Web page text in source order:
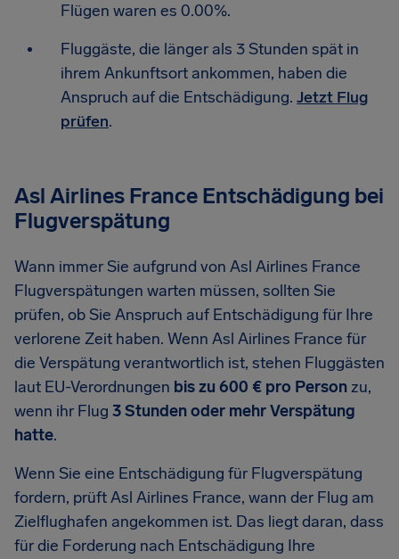
Flügen waren es 0.00%.
Fluggäste, die länger als 3 Stunden spät in
ihrem Ankunftsort ankommen, haben die
Anspruch auf die Entschädigung. Jetzt Flug
prüfen.
Asl Airlines France Entschädigung bei
Flugverspätung
Wann immer Sie aufgrund von Asl Airlines France
Flugverspätungen warten müssen, sollten Sie
prüfen, ob Sie Anspruch auf Entschädigung für Ihre
verlorene Zeit haben. Wenn Asl Airlines France für
die Verspätung verantwortlich ist, stehen Fluggästen
laut EU-Verordnungen bis zu 600 € pro Personzu,
wenn ihr Flug 3 Stunden oder mehr Verspätung
hatte.
Wenn Sie eine Entschädigung für Flugverspätung
fordern, prüft Asl Airlines France, wann der Flug am
Zielflughafen angekommen ist. Das liegt daran, dass
für die Forderung nach Entschädigung Ihre